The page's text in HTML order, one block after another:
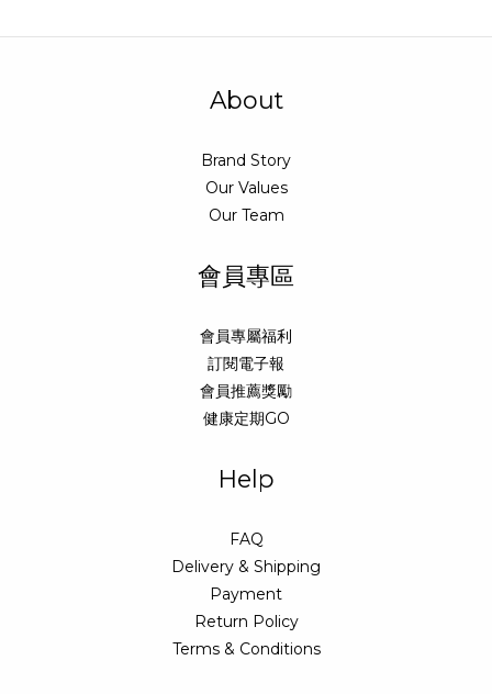
About
Brand Story
Our Values
Our Team
會員專區
會員專屬福利
訂閱電子報
會員推薦獎勵
健康定期GO
Help
FAQ
Delivery & Shipping
Payment
Return Policy
Terms & Conditions